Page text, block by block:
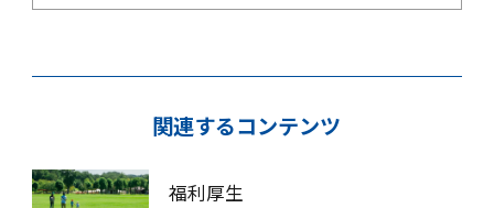
関連するコンテンツ
福利厚生